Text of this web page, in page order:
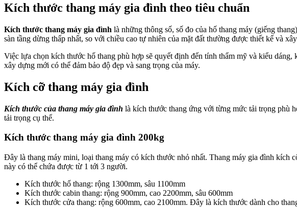
Kích thước thang máy gia đình theo tiêu chuẩn
Kích thước thang máy gia đình là những thông số, số đo của hố thang máy (giếng
sàn tầng dừng thấp nhất, so với chiều cao tự nhiên của mặt đất thường được thiết kế và
Việc lựa chọn kích thước hố thang phù hợp sẽ quyết định đến tính thẩm mỹ và kiểu
xây dựng mới có thể đảm bảo độ đẹp và sang trọng của máy.
Kích cỡ thang máy gia đình
Kích thước của thang máy gia đình là kích thước thang ứng với từng mức tải trọng phù
tải trọng cụ thể.
Kích thước thang máy gia đình 200kg
Đây là thang máy mini, loại thang máy có kích thước nhỏ nhất. Thang máy gia đình kích
này có thể chứa được từ 1 tới 3 người.
Kích thước hố thang: rộng 1300mm, sâu 1100mm
Kích thước cabin thang: rộng 900mm, cao 2200mm, sâu 600mm
Kích thước cửa thang: rộng 600mm, cao 2100mm. Đây là kích thước dành cho